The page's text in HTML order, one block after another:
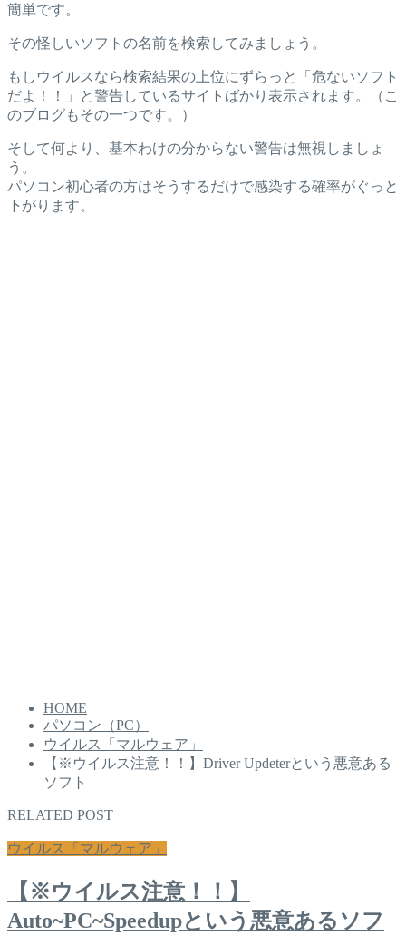
簡単です。
その怪しいソフトの名前を検索してみましょう。
もしウイルスなら検索結果の上位にずらっと「危ないソフト
だよ！！」と警告しているサイトばかり表示されます。（こ
のブログもその一つです。）
そして何より、基本わけの分からない警告は無視しましょ
う。
パソコン初心者の方はそうするだけで感染する確率がぐっと
下がります。
HOME
パソコン（PC）
ウイルス「マルウェア」
【※ウイルス注意！！】Driver Updeterという悪意ある
ソフト
RELATED POST
ウイルス「マルウェア」
【※ウイルス注意！！】
Auto~PC~Speedupという悪意あるソフ